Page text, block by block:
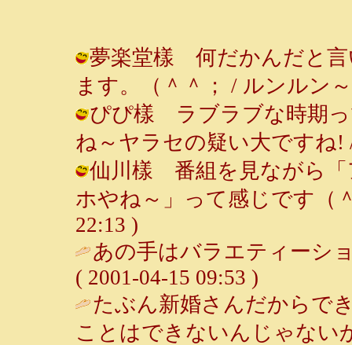
夢楽堂樣 何だかんだと言
ます。（＾＾； / ルンルン
ぴぴ樣 ラブラブな時期っ
ね～ヤラセの疑い大ですね!
仙川樣 番組を見ながら「
ホやね～」って感じです（
22:13 )
あの手はバラエティーシ
( 2001-04-15 09:53 )
たぶん新婚さんだからで
ことはできないんじゃない